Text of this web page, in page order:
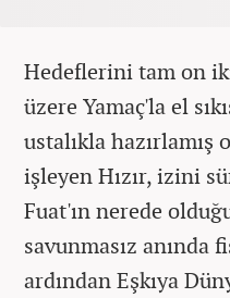
Hedeflerini tam on
üzere Yamaç'la el
ustalıkla hazırlamış
işleyen Hızır, izini
Fuat'ın nerede
savunmasız anında
ardından Eşkıya